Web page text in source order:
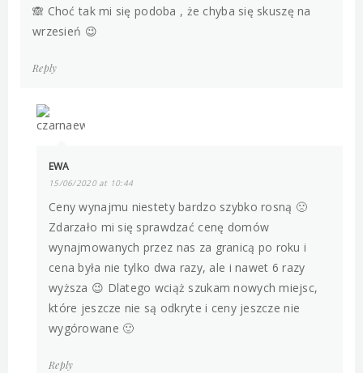
🙈 Choć tak mi się podoba , że chyba się skuszę na
wrzesień 😉
Reply
EWA
15/06/2020 at 10:44
Ceny wynajmu niestety bardzo szybko rosną 🙁
Zdarzało mi się sprawdzać cenę domów
wynajmowanych przez nas za granicą po roku i
cena była nie tylko dwa razy, ale i nawet 6 razy
wyższa 😉 Dlatego wciąż szukam nowych miejsc,
które jeszcze nie są odkryte i ceny jeszcze nie
wygórowane 🙂
Reply